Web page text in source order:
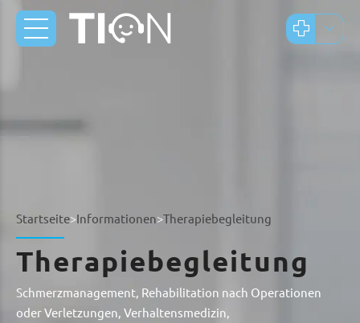
Startseite>Informationen>Therapiebegleitung
Therapiebegleitung
Schmerzmanagement, Rehabilitation nach Operationen
oder Verletzungen, Verhaltensmedizin,